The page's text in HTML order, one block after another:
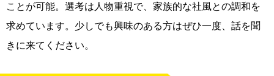
ことが可能。選考は人物重視で、家族的な社風との調和を
求めています。少しでも興味のある方はぜひ一度、話を聞
きに来てください。